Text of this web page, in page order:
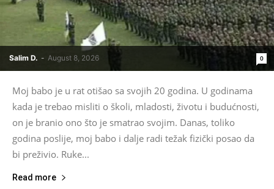
Salim D. - August 8, 2026 0
Moj babo je u rat otišao sa svojih 20 godina. U godinama
kada je trebao misliti o školi, mladosti, životu i budućnosti,
on je branio ono što je smatrao svojim. Danas, toliko
godina poslije, moj babo i dalje radi težak fizički posao da
bi preživio. Ruke...
Read more